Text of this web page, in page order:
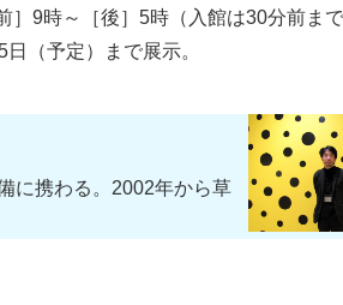
9時～［後］5時（入館は30分前ま
（予定）まで展示。
携わる。2002年から草